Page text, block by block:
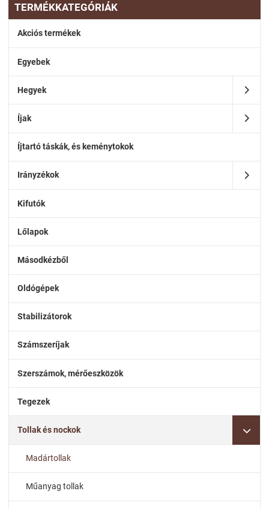
TERMÉKKATEGÓRIÁK
Akciós termékek
Egyebek
Hegyek
Íjak
Íjtartó táskák, és keménytokok
Irányzékok
Kifutók
Lőlapok
Másodkézből
Oldógépek
Stabilizátorok
Számszeríjak
Szerszámok, mérőeszközök
Tegezek
Tollak és nockok
Madártollak
Műanyag tollak